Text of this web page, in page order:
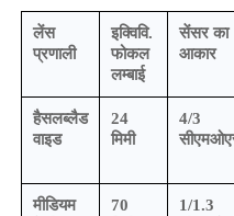
लेंस
प्रणाली
इक्विवि.
फोकल
लम्बाई
सेंसर का
आकार
हैसलब्लैड
वाइड
24
मिमी
4/3
मीडियम
70
1/1.3